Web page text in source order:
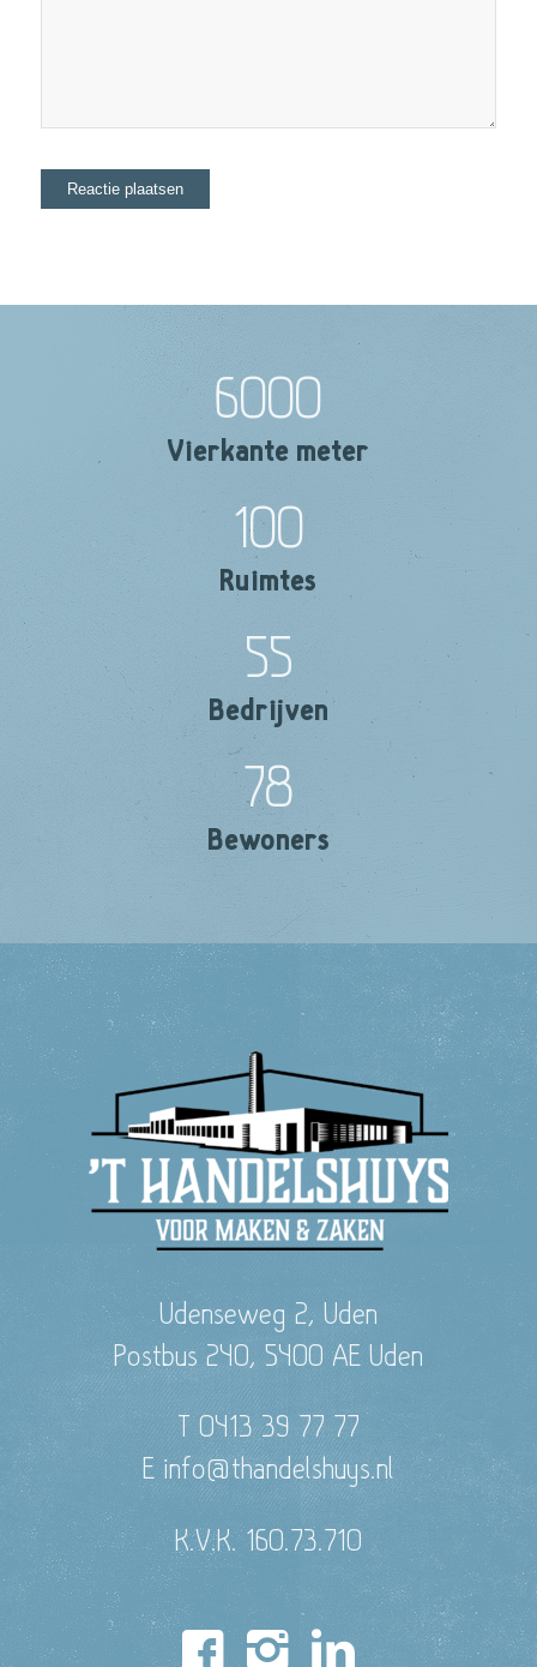
6000
Vierkante meter
100
Ruimtes
55
Bedrijven
78
Bewoners
Udenseweg 2, Uden
Postbus 240, 5400 AE Uden
T 0413 39 77 77
E info@thandelshuys.nl
K.V.K. 160.73.710